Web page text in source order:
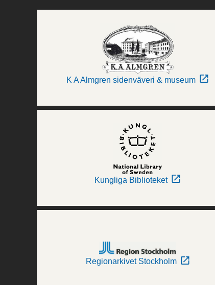
K A Almgren sidenväveri & museum
Kungliga Biblioteket
Regionarkivet Stockholm